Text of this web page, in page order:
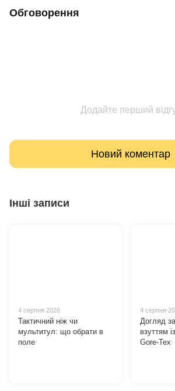
Обговорення
Додайте перший
Новий коментар
Інші записи
4 серпня 2026
Тактичний ніж чи
мультитул: що обрати в
поле
4 серпня
Догляд
взуттям
Gore-Tex